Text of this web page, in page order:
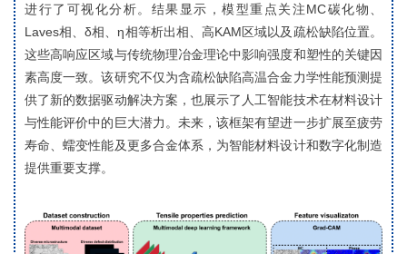
进行了可视化分析。结果显示，模型重点关注MC碳化物、
Laves相、δ相、η相等析出相、高KAM区域以及疏松缺陷位置。
这些高响应区域与传统物理冶金理论中影响强度和塑性的关键因
素高度一致。该研究不仅为含疏松缺陷高温合金力学性能预测提
供了新的数据驱动解决方案，也展示了人工智能技术在材料设计
与性能评价中的巨大潜力。未来，该框架有望进一步扩展至疲劳
寿命、蠕变性能及更多合金体系，为智能材料设计和数字化制造
提供重要支撑。